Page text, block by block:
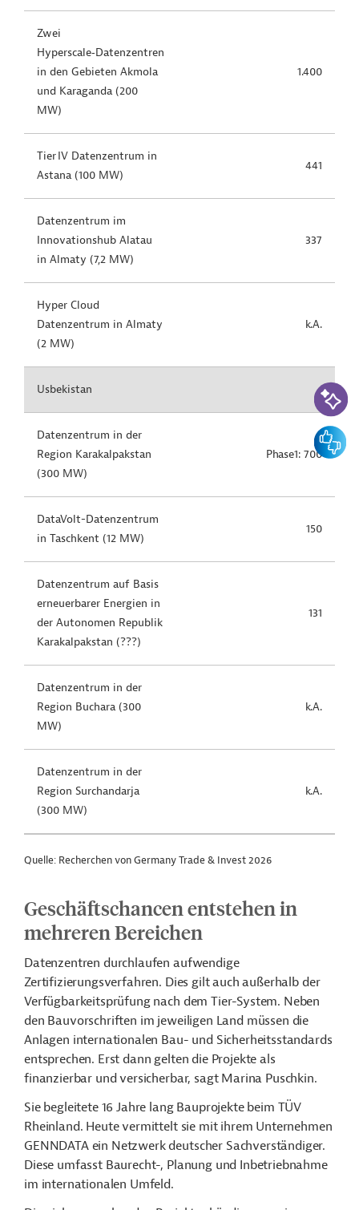
Zwei
Hyperscale‑Datenzentren
in den Gebieten Akmola
und Karaganda (200
MW)
1.400
Tier IV Datenzentrum in
Astana (100 MW)
441
Datenzentrum im
Innovationshub Alatau
in Almaty (7,2 MW)
337
Hyper Cloud
Datenzentrum in Almaty
(2 MW)
k.A.
Usbekistan
Datenzentrum in der
Region Karakalpakstan
(300 MW)
Phase1: 700
DataVolt-Datenzentrum
in Taschkent (12 MW)
150
Datenzentrum auf Basis
erneuerbarer Energien in
der Autonomen Republik
Karakalpakstan (???)
131
Datenzentrum in der
Region Buchara (300
MW)
k.A.
Datenzentrum in der
Region Surchandarja
(300 MW)
k.A.
Quelle: Recherchen von Germany Trade & Invest 2026
Geschäftschancen entstehen in
mehreren Bereichen
Datenzentren durchlaufen aufwendige
Zertifizierungsverfahren. Dies gilt auch außerhalb der
Verfügbarkeitsprüfung nach dem Tier-System. Neben
den Bauvorschriften im jeweiligen Land müssen die
Anlagen internationalen Bau- und Sicherheitsstandards
entsprechen. Erst dann gelten die Projekte als
finanzierbar und versicherbar, sagt Marina Puschkin.
Sie begleitete 16 Jahre lang Bauprojekte beim TÜV
Rheinland. Heute vermittelt sie mit ihrem Unternehmen
GENNDATA ein Netzwerk deutscher Sachverständiger.
Diese umfasst Baurecht-, Planung und Inbetriebnahme
im internationalen Umfeld.
KI-